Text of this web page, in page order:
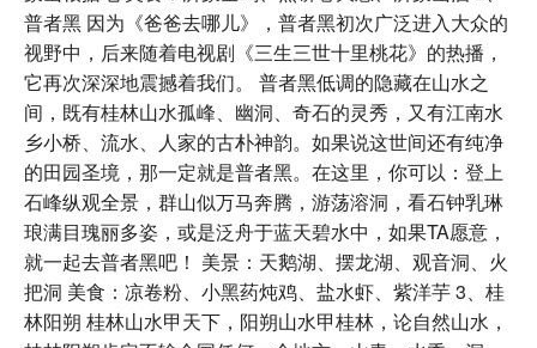
普者黑 因为《爸爸去哪儿》，普者黑初次广泛进入大众的
视野中，后来随着电视剧《三生三世十里桃花》的热播，
它再次深深地震撼着我们。 普者黑低调的隐藏在山水之
间，既有桂林山水孤峰、幽洞、奇石的灵秀，又有江南水
乡小桥、流水、人家的古朴神韵。如果说这世间还有纯净
的田园圣境，那一定就是普者黑。在这里，你可以：登上
石峰纵观全景，群山似万马奔腾，游荡溶洞，看石钟乳琳
琅满目瑰丽多姿，或是泛舟于蓝天碧水中，如果TA愿意，
就一起去普者黑吧！ 美景：天鹅湖、摆龙湖、观音洞、火
把洞 美食：凉卷粉、小黑药炖鸡、盐水虾、紫洋芋 3、桂
林阳朔 桂林山水甲天下，阳朔山水甲桂林，论自然山水，